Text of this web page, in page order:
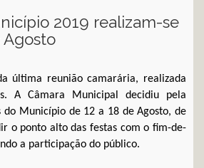
2019 realizam-se
Agosto
última reunião camarária, realizada
A Câmara Municipal decidiu pela
do Município de 12 a 18 de Agosto, de
o ponto alto das festas com o fim-de-
a participação do público.